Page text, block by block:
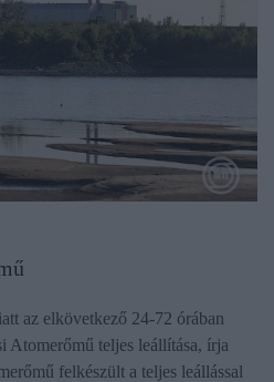
az elkövetkező 24-72 órában
Atomerőmű teljes leállítása, írja
felkészült a teljes leállással